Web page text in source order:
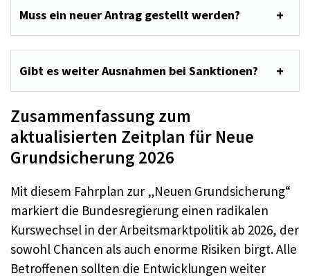
Muss ein neuer Antrag gestellt werden?
Gibt es weiter Ausnahmen bei Sanktionen?
Zusammenfassung zum
aktualisierten Zeitplan für Neue
Grundsicherung 2026
Mit diesem Fahrplan zur „Neuen Grundsicherung“
markiert die Bundesregierung einen radikalen
Kurswechsel in der Arbeitsmarktpolitik ab 2026, der
sowohl Chancen als auch enorme Risiken birgt. Alle
Betroffenen sollten die Entwicklungen weiter